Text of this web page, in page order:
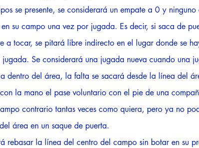
se presente, se considerará un empate a 0 y
su campo una vez por jugada. Es decir, si saca de
a tocar, se pitará libre indirecto en el lugar donde se
Se considerará una jugada nueva cuando una
dentro del área, la falta se sacará desde la línea del
la mano el pase voluntario con el pie de una
contrario tantas veces como quiera, pero ya no
área en un saque de puerta.
rebasar la línea del centro del campo sin botar en su